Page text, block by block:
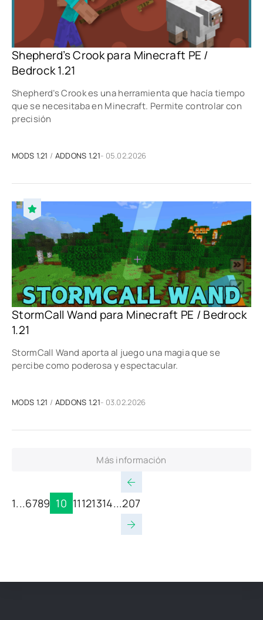
Shepherd’s Crook para Minecraft PE /
Bedrock 1.21
Shepherd’s Crook es una herramienta que hacía tiempo
que se necesitaba en Minecraft. Permite controlar con
precisión
MODS 1.21 / ADDONS 1.21- 05.02.2026
StormCall Wand para Minecraft PE / Bedrock
1.21
StormCall Wand aporta al juego una magia que se
percibe como poderosa y espectacular.
MODS 1.21 / ADDONS 1.21- 03.02.2026
Más información
1...6789 10 11121314...207